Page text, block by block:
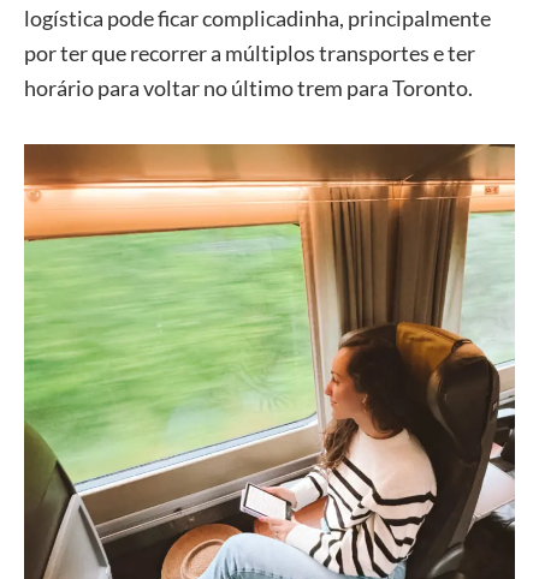
logística pode ficar complicadinha, principalmente
por ter que recorrer a múltiplos transportes e ter
horário para voltar no último trem para Toronto.